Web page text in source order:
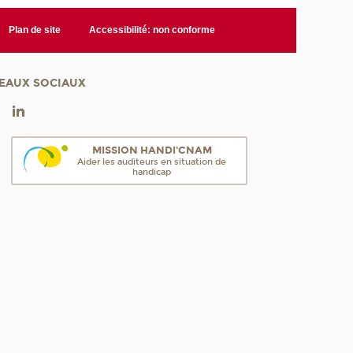
Plan de site Accessibilité: non conforme
SOCIAUX
MISSION HANDI'CNAM
Aider les auditeurs en situation de
handicap